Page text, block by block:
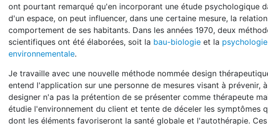
ont pourtant remarqué qu'en incorporant une étude psychologique
d'un espace, on peut influencer, dans une certaine mesure, la
comportement de ses habitants. Dans les années 1970, deux
scientifiques ont été élaborées, soit la bau-biologie et la psychologie
environnementale.
Je travaille avec une nouvelle méthode nommée design
entend l'application sur une personne de mesures visant à prévenir,
designer n'a pas la prétention de se présenter comme thérapeute
étudie l'environnement du client et tente de déceler les symptômes
dont les éléments favoriseront la santé globale et l'autothérapie.